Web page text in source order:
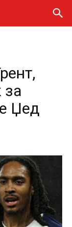
за
Џед